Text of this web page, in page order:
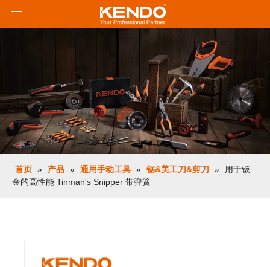
首页 » 产品 » 通用手动工具 » 锯&美工刀&剪刀 »
用于钣
金的高性能 Tinman's Snipper 带弹簧